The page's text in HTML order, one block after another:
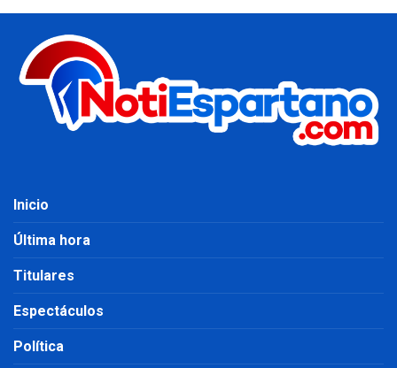
Inicio
Última hora
Titulares
Espectáculos
Política